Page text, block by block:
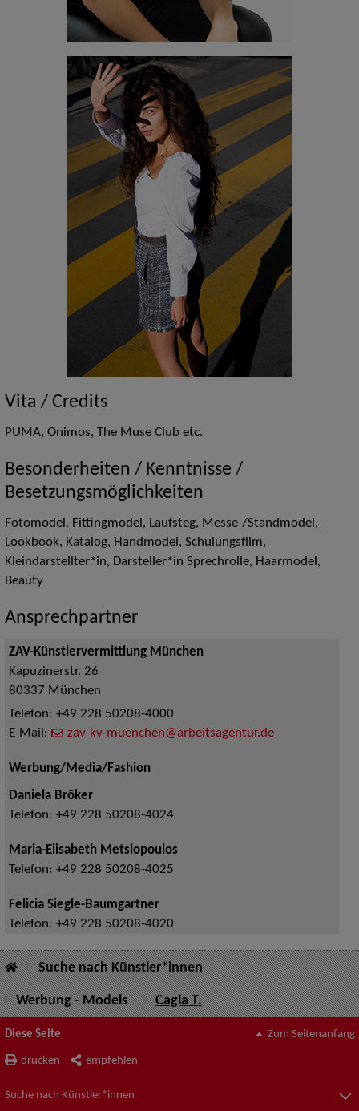
Vita / Credits
PUMA, Onimos, The Muse Club etc.
Besonderheiten / Kenntnisse /
Besetzungsmöglichkeiten
Fotomodel, Fittingmodel, Laufsteg, Messe-/Standmodel,
Lookbook, Katalog, Handmodel, Schulungsfilm,
Kleindarstellter*in, Darsteller*in Sprechrolle, Haarmodel,
Beauty
Ansprechpartner
ZAV-Künstlervermittlung München
Kapuzinerstr. 26
80337 München
Telefon: +49 228 50208-4000
E-Mail:
zav-kv-muenchen@arbeitsagentur.de
Werbung/Media/Fashion
Daniela Bröker
Telefon: +49 228 50208-4024
Maria-Elisabeth Metsiopoulos
Telefon: +49 228 50208-4025
Felicia Siegle-Baumgartner
Telefon: +49 228 50208-4020
Suche nach Künstler*innen
Werbung - Models Cagla T.
Diese Seite
drucken empfehlen
Zum Seitenanfang
Suche nach Künstler*innen